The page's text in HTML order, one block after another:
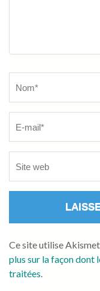
Ce site utilise
plus sur la façon dont
traitées.